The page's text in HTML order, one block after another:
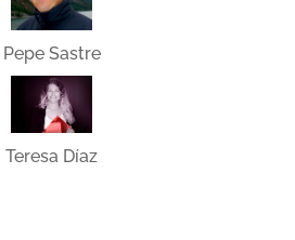
Pepe Sastre
Teresa Díaz